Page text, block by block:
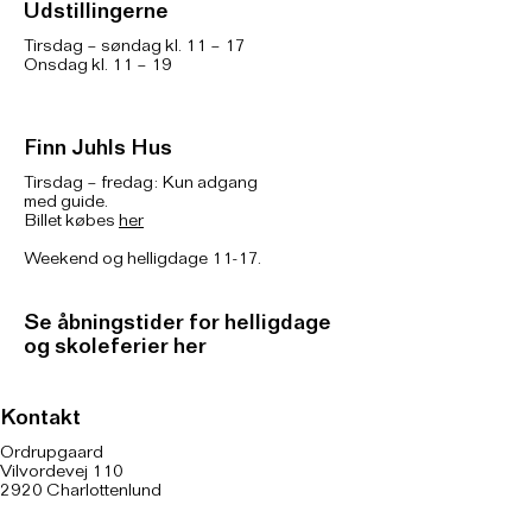
Udstillingerne
Tirsdag – søndag kl. 11 – 17
Onsdag kl. 11 – 19
Finn Juhls Hus
Tirsdag – fredag: Kun adgang
med guide.
Billet købes her
Weekend og helligdage 11-17.
Se åbningstider for helligdage
og skoleferier her
Kontakt
Ordrupgaard
Vilvordevej 110
2920 Charlottenlund